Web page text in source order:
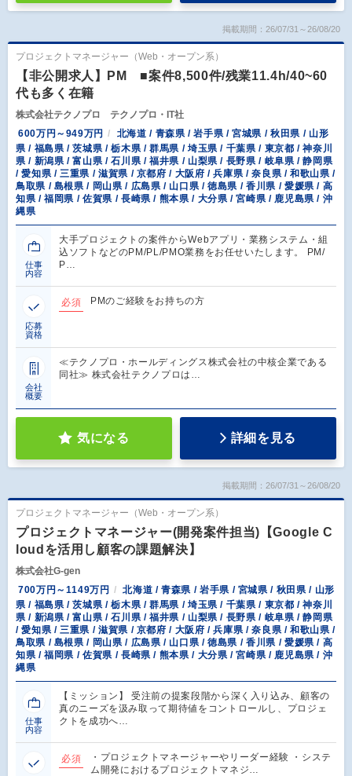
掲載期間：26/07/31～26/08/20
プロジェクトマネージャー（Web・オープン系）
【非公開求人】PM ■案件8,500件/残業11.4h/40~60
代も多く在籍
株式会社テクノプロ テクノプロ・IT社
600万円～949万円
北海道 / 青森県 / 岩手県 / 宮城県 / 秋田県 / 山形
県 / 福島県 / 茨城県 / 栃木県 / 群馬県 / 埼玉県 / 千葉県 / 東京都 / 神奈川
県 / 新潟県 / 富山県 / 石川県 / 福井県 / 山梨県 / 長野県 / 岐阜県 / 静岡県
/ 愛知県 / 三重県 / 滋賀県 / 京都府 / 大阪府 / 兵庫県 / 奈良県 / 和歌山県 /
鳥取県 / 島根県 / 岡山県 / 広島県 / 山口県 / 徳島県 / 香川県 / 愛媛県 / 高
知県 / 福岡県 / 佐賀県 / 長崎県 / 熊本県 / 大分県 / 宮崎県 / 鹿児島県 / 沖
縄県
仕事
内容
大手プロジェクトの案件からWebアプリ・業務システム・組
込ソフトなどのPM/PL/PMO業務をお任せいたします。 PM/
P…
応募
資格
必須 PMのご経験をお持ちの方
会社
概要
≪テクノプロ・ホールディングス株式会社の中核企業である
同社≫ 株式会社テクノプロは…
気になる 詳細を見る
掲載期間：26/07/31～26/08/20
プロジェクトマネージャー（Web・オープン系）
プロジェクトマネージャー(開発案件担当)【Google C
loudを活用し顧客の課題解決】
株式会社G-gen
700万円～1149万円
北海道 / 青森県 / 岩手県 / 宮城県 / 秋田県 / 山形
県 / 福島県 / 茨城県 / 栃木県 / 群馬県 / 埼玉県 / 千葉県 / 東京都 / 神奈川
県 / 新潟県 / 富山県 / 石川県 / 福井県 / 山梨県 / 長野県 / 岐阜県 / 静岡県
/ 愛知県 / 三重県 / 滋賀県 / 京都府 / 大阪府 / 兵庫県 / 奈良県 / 和歌山県 /
鳥取県 / 島根県 / 岡山県 / 広島県 / 山口県 / 徳島県 / 香川県 / 愛媛県 / 高
知県 / 福岡県 / 佐賀県 / 長崎県 / 熊本県 / 大分県 / 宮崎県 / 鹿児島県 / 沖
縄県
仕事
内容
【ミッション】 受注前の提案段階から深く入り込み、顧客の
真のニーズを汲み取って期待値をコントロールし、プロジェ
クトを成功へ…
必須
・プロジェクトマネージャーやリーダー経験 ・システ
ム開発におけるプロジェクトマネジ…